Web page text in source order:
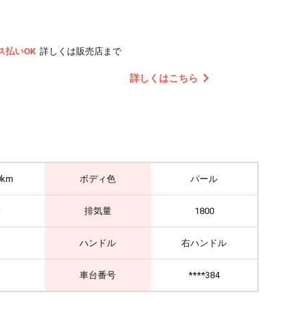
払いOK 詳しくは販売店まで
詳しくはこちら
ボディ色 パール
排気量 1800
ハンドル 右ハンドル
車台番号 ****384